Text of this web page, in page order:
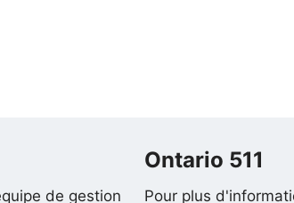
de gestion
Ontario 511
Pour plus